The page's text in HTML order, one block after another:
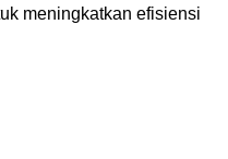
meningkatkan efisiensi